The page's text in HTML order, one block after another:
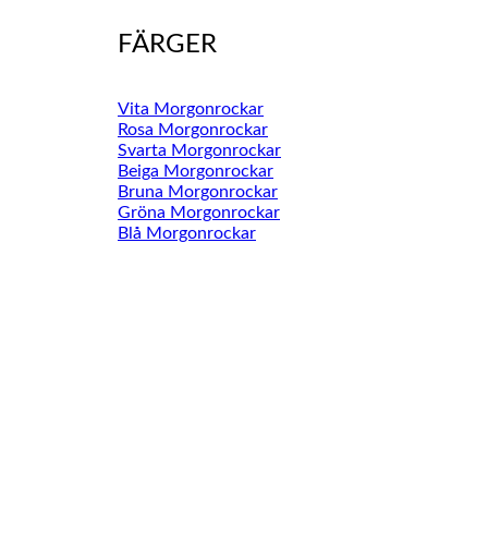
FÄRGER
Vita Morgonrockar
Rosa Morgonrockar
Svarta Morgonrockar
Beiga Morgonrockar
Bruna Morgonrockar
Gröna Morgonrockar
Blå Morgonrockar